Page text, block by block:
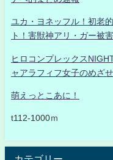
ユカ・ヨネッフル！初老
ト！害獣神アリ・ガー被
ヒロコンプレックス
ャアラフィフ女子のめざ
萌えっとこあに！
t112-1000ｍ